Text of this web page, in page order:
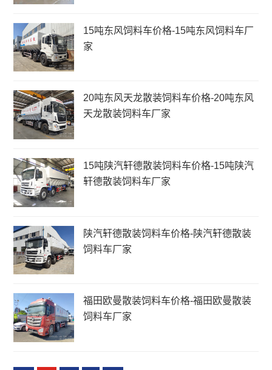
15吨东风饲料车价格-15吨东风饲料车厂
家
20吨东风天龙散装饲料车价格-20吨东风
天龙散装饲料车厂家
15吨陕汽轩德散装饲料车价格-15吨陕汽
轩德散装饲料车厂家
陕汽轩德散装饲料车价格-陕汽轩德散装
饲料车厂家
福田欧曼散装饲料车价格-福田欧曼散装
饲料车厂家